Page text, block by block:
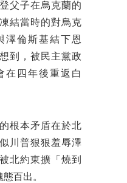
父子在烏克蘭的
結當時的對烏克
澤倫斯基結下恩
到，被民主黨政
在四年後重返白
根本矛盾在於北
川普狠狠羞辱澤
北約東擴「燒到
百出。